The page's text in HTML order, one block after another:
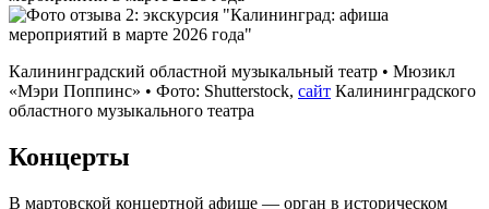
Калининградский областной музыкальный театр • Мюзикл
«Мэри Поппинс» • Фото: Shutterstock, сайт Калининградского
областного музыкального театра
Концерты
В мартовской концертной афише — орган в историческом